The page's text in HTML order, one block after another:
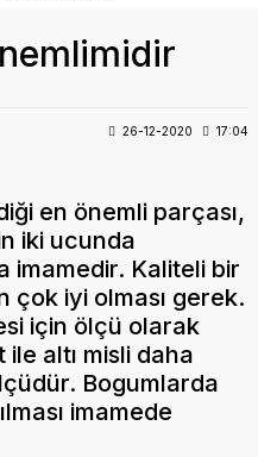
26-12-2020 17:04
en önemli parçası,
iki ucunda
imamedir. Kaliteli bir
çok iyi olması gerek.
için ölçü olarak
altı misli daha
Bogumlarda
imamede